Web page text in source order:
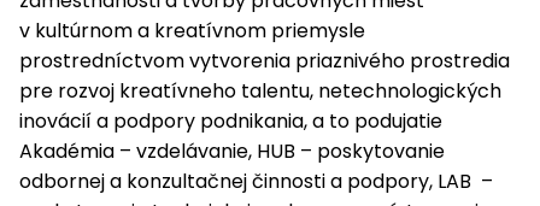
v kultúrnom a kreatívnom priemysle
prostredníctvom vytvorenia priaznivého prostredia
pre rozvoj kreatívneho talentu, netechnologických
inovácií a podpory podnikania, a to podujatie
Akadémia – vzdelávanie, HUB – poskytovanie
odbornej a konzultačnej činnosti a podpory, LAB –